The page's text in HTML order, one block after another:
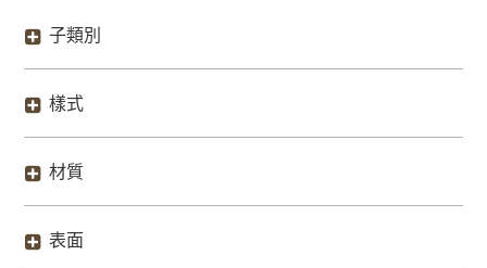
子類別
樣式
材質
表面